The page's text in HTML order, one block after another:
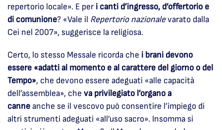
repertorio locale». E per i canti d’ingresso, d’offertorio e
di comunione? «Vale il Repertorio nazionalevarato dalla
Cei nel 2007», suggerisce la religiosa.
Certo, lo stesso Messale ricorda che i brani devono
essere «adatti al momento e al carattere del giorno o del
Tempo», che devono essere adeguati «alle capacità
dell’assemblea», che va privilegiato l’organo a
canneanche se il vescovo può consentire l’impiego di
altri strumenti adeguati «all’uso sacro». Insomma si